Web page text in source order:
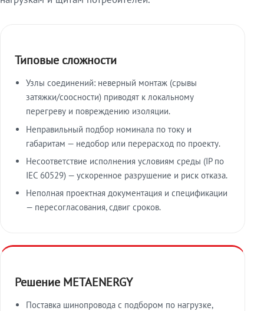
Типовые сложности
Узлы соединений: неверный монтаж (срывы
затяжки/соосности) приводят к локальному
перегреву и повреждению изоляции.
Неправильный подбор номинала по току и
габаритам — недобор или перерасход по проекту.
Несоответствие исполнения условиям среды (IP по
IEC 60529) — ускоренное разрушение и риск отказа.
Неполная проектная документация и спецификации
— пересогласования, сдвиг сроков.
Решение METAENERGY
Поставка шинопровода с подбором по нагрузке,